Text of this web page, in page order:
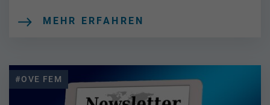
MEHR ERFAHREN
#OVE FEM